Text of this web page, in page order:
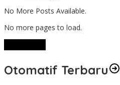
No More Posts Available.
No more pages to load.
Otomatif Terbaru